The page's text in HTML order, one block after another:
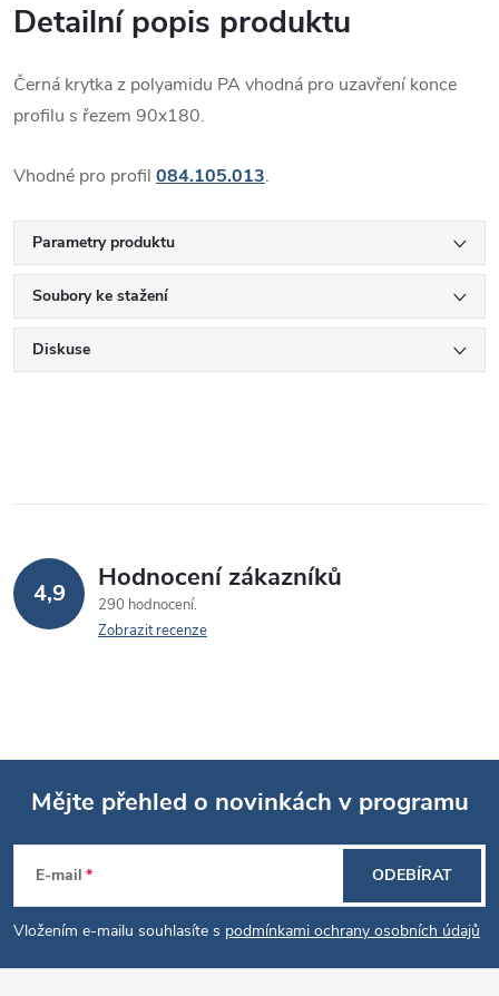
Detailní popis produktu
Černá krytka z polyamidu PA vhodná pro uzavření konce
profilu s řezem 90x180.
Vhodné pro profil 084.105.013.
Parametry produktu
Soubory ke stažení
Diskuse
4,9 Hodnocení zákazníků
290 hodnocení
Zobrazit recenze
Z
á
p
Mějte přehled o novinkách v programu
E-mail
Vložením e-mailu souhlasíte s podmínkami ochrany osobních údajů
ODEBÍRAT